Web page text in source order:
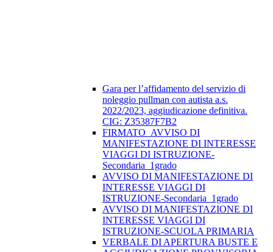
Gara per l’affidamento del servizio di
noleggio pullman con autista a.s.
2022/2023, aggiudicazione definitiva.
CIG: Z35387F7B2
FIRMATO_AVVISO DI
MANIFESTAZIONE DI INTERESSE
VIAGGI DI ISTRUZIONE-
Secondaria_1grado
AVVISO DI MANIFESTAZIONE DI
INTERESSE VIAGGI DI
ISTRUZIONE-Secondaria_1grado
AVVISO DI MANIFESTAZIONE DI
INTERESSE VIAGGI DI
ISTRUZIONE-SCUOLA PRIMARIA
VERBALE DI APERTURA BUSTE E